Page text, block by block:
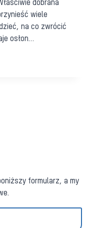
dobrana
wiele
na co zwrócić
osłon…
formularz, a my